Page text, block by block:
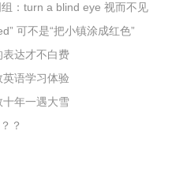
：turn a blind eye 视而不见
可不是“把小镇涂成红色”
达才不白费
语学习体验
十年一遇大雪
？